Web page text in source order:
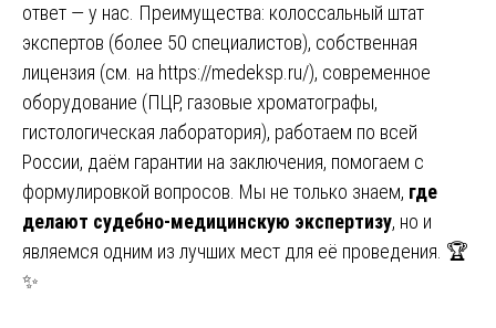
ответ — у нас. Преимущества: колоссальный штат
экспертов (более 50 специалистов), собственная
лицензия (см. на https://medeksp.ru/), современное
оборудование (ПЦР, газовые хроматографы,
гистологическая лаборатория), работаем по всей
России, даём гарантии на заключения, помогаем с
формулировкой вопросов. Мы не только знаем, где
делают судебно-медицинскую экспертизу, но и
являемся одним из лучших мест для её проведения. 🏆
✨